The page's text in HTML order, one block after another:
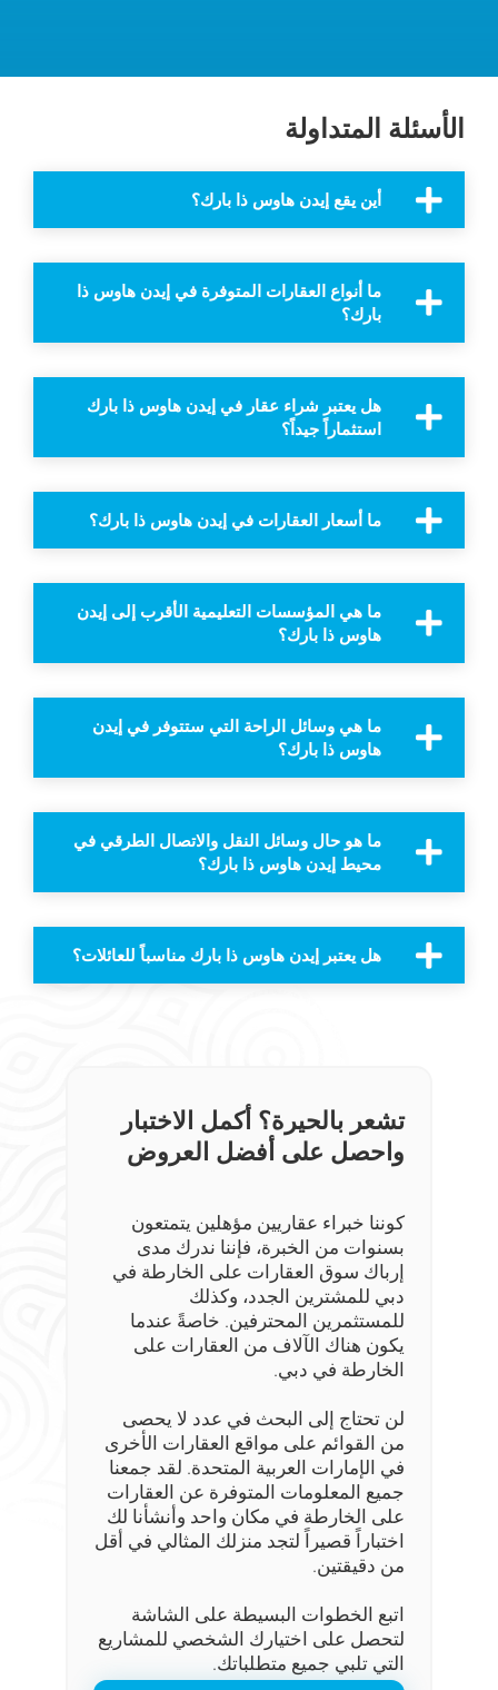
الأسئلة المتداولة
أين يقع إيدن هاوس ذا بارك؟
ما أنواع العقارات المتوفرة في إيدن هاوس ذا
بارك؟
هل يعتبر شراء عقار في إيدن هاوس ذا بارك
استثماراً جيداً؟
ما أسعار العقارات في إيدن هاوس ذا بارك؟
ما هي المؤسسات التعليمية الأقرب إلى إيدن
هاوس ذا بارك؟
ما هي وسائل الراحة التي ستتوفر في إيدن
هاوس ذا بارك؟
ما هو حال وسائل النقل والاتصال الطرقي في
محيط إيدن هاوس ذا بارك؟
هل يعتبر إيدن هاوس ذا بارك مناسباً للعائلات؟
تشعر بالحيرة؟ أكمل الاختبار
واحصل على أفضل العروض
كوننا خبراء عقاريين مؤهلين يتمتعون
بسنوات من الخبرة، فإننا ندرك مدى
إرباك سوق العقارات على الخارطة في
دبي للمشترين الجدد، وكذلك
للمستثمرين المحترفين. خاصةً عندما
يكون هناك الآلاف من العقارات على
الخارطة في دبي.
لن تحتاج إلى البحث في عدد لا يحصى
من القوائم على مواقع العقارات الأخرى
في الإمارات العربية المتحدة. لقد جمعنا
جميع المعلومات المتوفرة عن العقارات
على الخارطة في مكان واحد وأنشأنا لك
اختباراً قصيراً لتجد منزلك المثالي في أقل
من دقيقتين.
اتبع الخطوات البسيطة على الشاشة
لتحصل على اختيارك الشخصي للمشاريع
التي تلبي جميع متطلباتك.